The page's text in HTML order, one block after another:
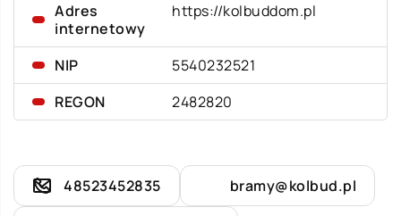
Adres
internetowy
https://kolbuddom.pl
NIP
5540232521
REGON
2482820
48523452835 bramy@kolbud.pl